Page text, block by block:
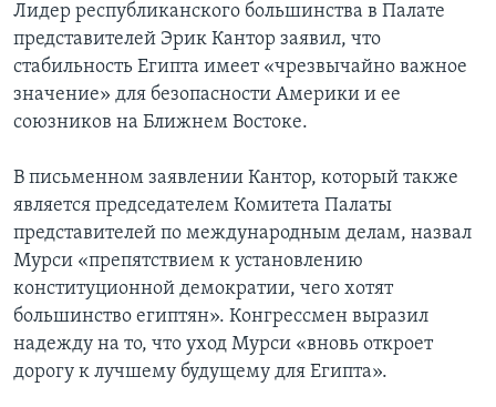
Лидер республиканского большинства в Палате
представителей Эрик Кантор заявил, что
стабильность Египта имеет «чрезвычайно важное
значение» для безопасности Америки и ее
союзников на Ближнем Востоке.
В письменном заявлении Кантор, который также
является председателем Комитета Палаты
представителей по международным делам, назвал
Мурси «препятствием к установлению
конституционной демократии, чего хотят
большинство египтян». Конгрессмен выразил
надежду на то, что уход Мурси «вновь откроет
дорогу к лучшему будущему для Египта».